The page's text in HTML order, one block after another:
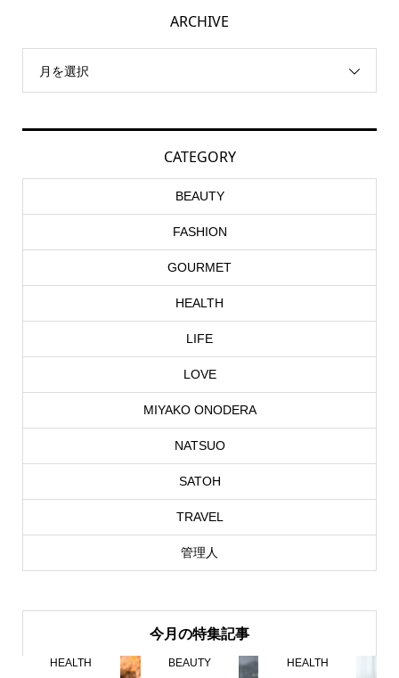
ARCHIVE
月を選択
CATEGORY
BEAUTY
FASHION
GOURMET
HEALTH
LIFE
LOVE
MIYAKO ONODERA
NATSUO
SATOH
TRAVEL
管理人
今月の特集記事
HEALTH BEAUTY HEALTH